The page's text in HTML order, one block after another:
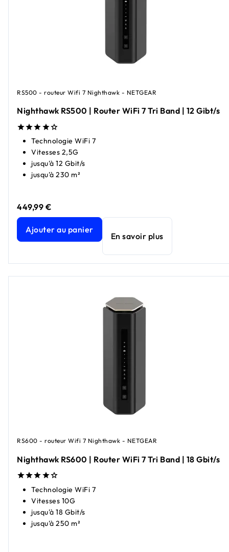
RS500 - routeur Wifi 7 Nighthawk - NETGEAR
Nighthawk RS500 | Router WiFi 7 Tri Band | 12 Gibt/s
Technologie WiFi 7
Vitesses 2,5G
jusqu'à 12 Gbit/s
jusqu'à 230 m²
449,99 €
Nighthawk RS500 | Router WiFi 7 Tri Band | 12 Gibt/s
Ajouter au panier
En savoir plus
RS600 - routeur Wifi 7 Nighthawk - NETGEAR
Nighthawk RS600 | Router WiFi 7 Tri Band | 18 Gbit/s
Technologie WiFi 7
Vitesses 10G
jusqu'à 18 Gbit/s
jusqu'à 250 m²